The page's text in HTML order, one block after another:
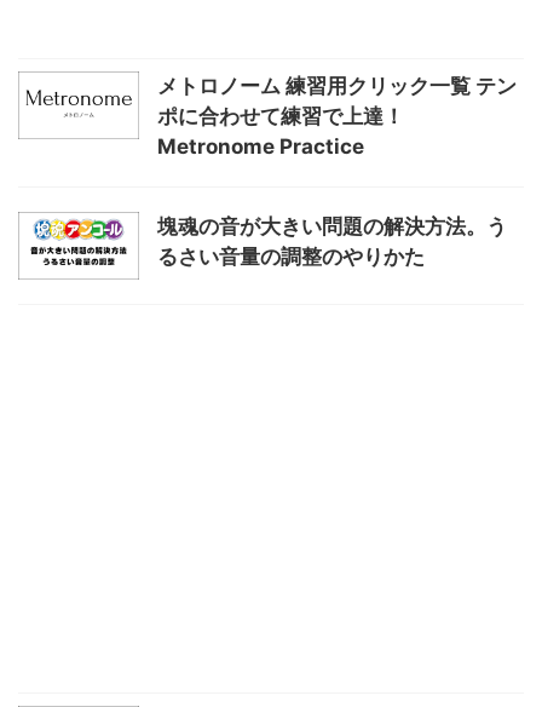
メトロノーム 練習用クリック一覧 テン
ポに合わせて練習で上達！
Metronome Practice
塊魂の音が大きい問題の解決方法。う
るさい音量の調整のやりかた